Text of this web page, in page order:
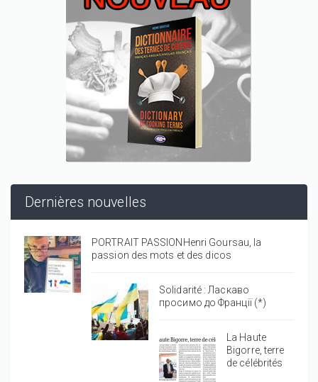
Dernières nouvelles
PORTRAIT PASSIONHenri Goursau, la
passion des mots et des dicos
Solidarité : Ласкаво
просимо до Франції (*)
La Haute
Bigorre, terre
de célébrités